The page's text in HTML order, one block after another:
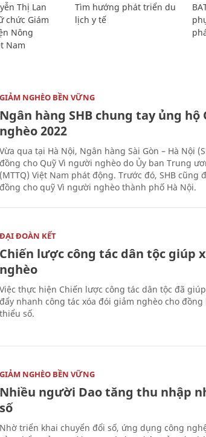
Thị Lan
chức Giám
Nông
Nam
Tìm hướng phát triển du
lịch y tế
GIẢM NGHÈO BỀN VỮNG
Ngân hàng SHB chung tay ủng hộ
nghèo 2022
Vừa qua tại Hà Nội, Ngân hàng Sài Gòn – Hà Nội
đồng cho Quỹ Vì người nghèo do Ủy ban Trung
(MTTQ) Việt Nam phát động. Trước đó, SHB cũng
đồng cho quỹ Vì người nghèo thành phố Hà Nội.
ĐẠI ĐOÀN KẾT
Chiến lược công tác dân tộc giúp
nghèo
Việc thực hiện Chiến lược công tác dân tộc đã
đẩy nhanh công tác xóa đói giảm nghèo cho
thiểu số.
GIẢM NGHÈO BỀN VỮNG
Nhiều người Dao tăng thu nhập
số
Nhờ triển khai chuyển đổi số, ứng dụng công